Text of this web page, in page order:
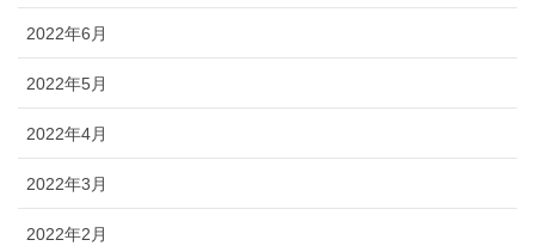
2022年6月
2022年5月
2022年4月
2022年3月
2022年2月